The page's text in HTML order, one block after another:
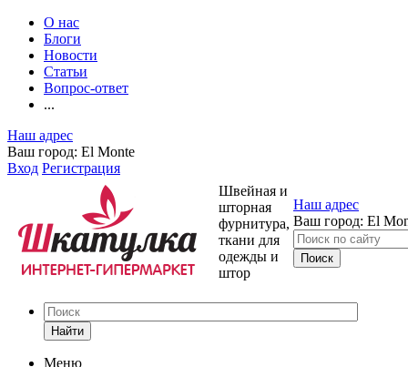
О нас
Блоги
Новости
Статьи
Вопрос-ответ
...
Наш адрес
Ваш город: El Monte
Вход Регистрация
Швейная и
шторная
фурнитура,
ткани для
одежды и
штор
Наш адрес
Ваш город: El
Найти
Меню